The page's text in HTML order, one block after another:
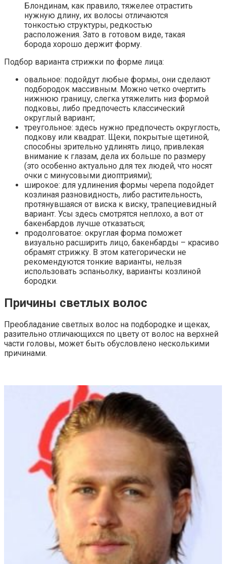
Блондинам, как правило, тяжелее отрастить
нужную длину, их волосы отличаются
тонкостью структуры, редкостью
расположения. Зато в готовом виде, такая
борода хорошо держит форму.
Подбор варианта стрижки по форме лица:
овальное: подойдут любые формы, они сделают
подбородок массивным. Можно четко очертить
нижнюю границу, слегка утяжелить низ формой
подковы, либо предпочесть классический
округлый вариант;
треугольное: здесь нужно предпочесть округлость,
подкову или квадрат. Щеки, покрытые щетиной,
способны зрительно удлинять лицо, привлекая
внимание к глазам, дела их больше по размеру
(это особенно актуально для тех людей, что носят
очки с минусовыми диоптриями);
широкое: для удлинения формы черепа подойдет
козлиная разновидность, либо растительность,
протянувшаяся от виска к виску, трапециевидный
вариант. Усы здесь смотрятся неплохо, а вот от
бакенбардов лучше отказаться;
продолговатое: округлая форма поможет
визуально расширить лицо, бакенбарды – красиво
обрамят стрижку. В этом категорически не
рекомендуются тонкие варианты, нельзя
использовать эспаньолку, варианты козлиной
бородки.
Причины светлых волос
Преобладание светлых волос на подбородке и щеках,
разительно отличающихся по цвету от волос на верхней
части головы, может быть обусловлено несколькими
причинами.